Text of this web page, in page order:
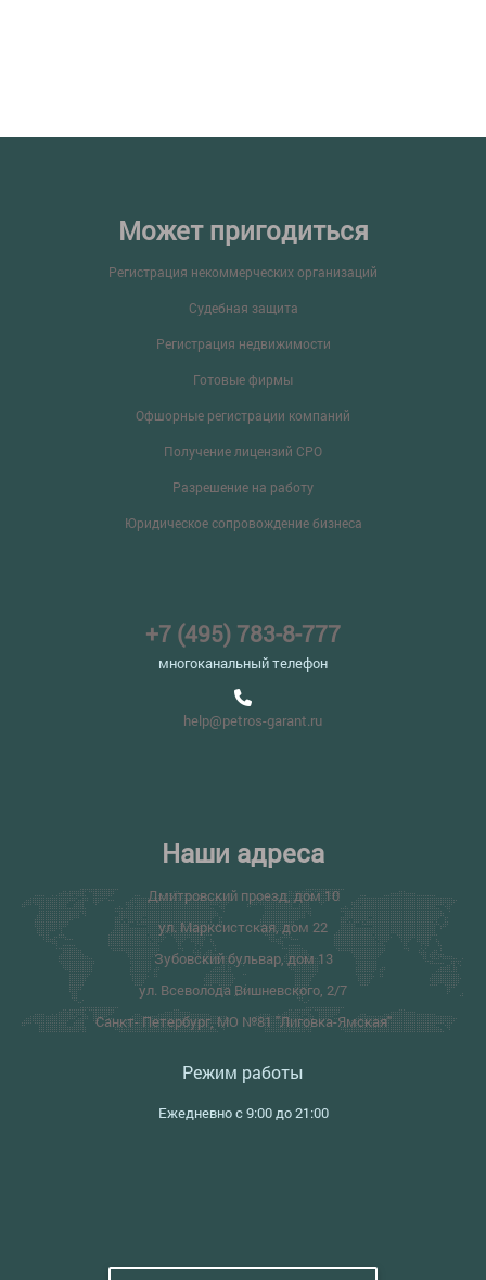
Может пригодиться
Регистрация некоммерческих организаций
Судебная защита
Регистрация недвижимости
Готовые фирмы
Офшорные регистрации компаний
Получение лицензий СРО
Разрешение на работу
Юридическое сопровождение бизнеса
+7 (495) 783-8-777
многоканальный телефон
help@petros-garant.ru
Наши адреса
Дмитровский проезд, дом 10
ул. Марксистская, дом 22
Зубовский бульвар, дом 13
ул. Всеволода Вишневского, 2/7
Санкт- Петербург, МО №81 "Лиговка-Ямская"
Режим работы
Ежедневно с 9:00 до 21:00